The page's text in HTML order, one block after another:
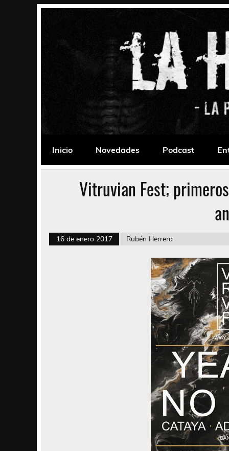
La Habitación 235
Inicio
Novedades Podcast
Vitruvian Fest;
16 de enero 2017 Rubén Herrera